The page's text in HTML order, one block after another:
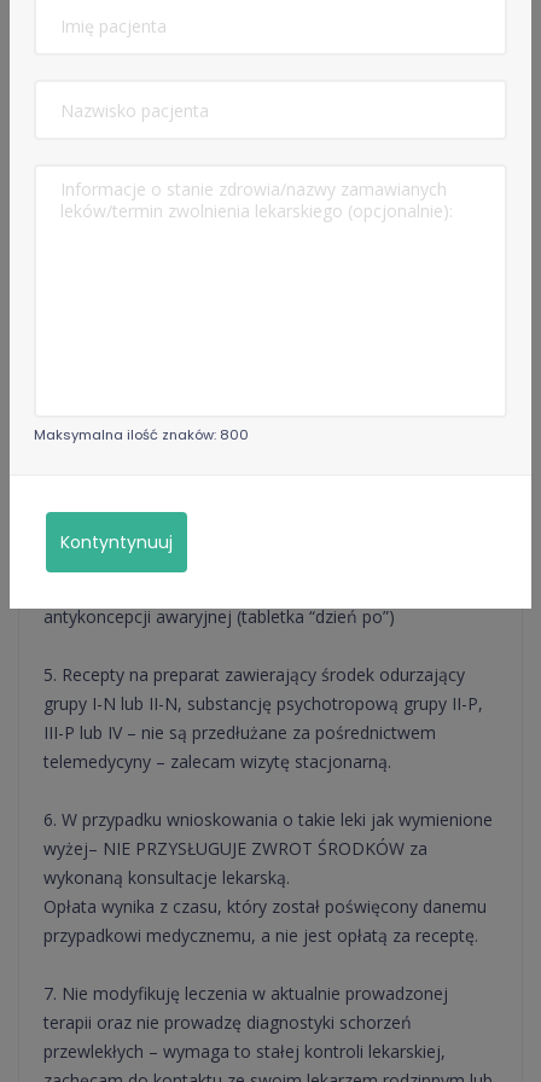
starszej niż 3 miesiące (dotyczy chorób przewlekłych, np.
oskrzelowej, POCHP, ch. Leśniowskiego-Crohna,
– do 3 miesięcy, jeżeli Pacjent posiada aktualną
dokumentację medyczną (z pewnymi wyjątkami).
4. Nie przepisuję nowej antykoncepcji (u osób, które nie
stosowały jej dotychczas) w tej kwestii zalecam wizytę
antykoncepcji awaryjnej (tabletka “dzień po”)
5. Recepty na preparat zawierający środek odurzający
grupy I-N lub II-N, substancję psychotropową grupy II-P,
III-P lub IV – nie są przedłużane za pośrednictwem
telemedycyny – zalecam wizytę stacjonarną.
6. W przypadku wnioskowania o takie leki jak wymienione
wyżej– NIE PRZYSŁUGUJE ZWROT ŚRODKÓW za
wykonaną konsultacje lekarską.
Opłata wynika z czasu, który został poświęcony danemu
przypadkowi medycznemu, a nie jest opłatą za receptę.
7. Nie modyfikuję leczenia w aktualnie prowadzonej
terapii oraz nie prowadzę diagnostyki schorzeń
przewlekłych – wymaga to stałej kontroli lekarskiej,
Maksymalna ilość znaków: 800
Kontyntynuuj